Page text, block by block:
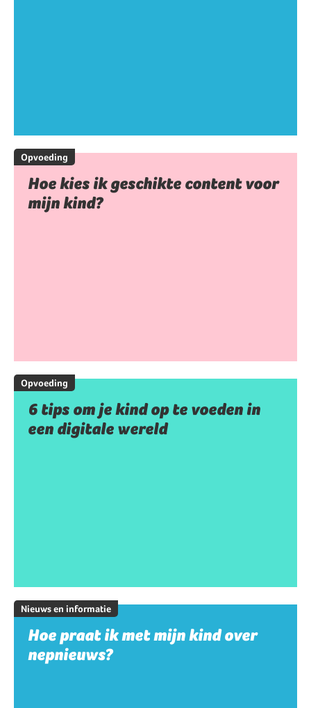
Opvoeding
Hoe kies ik geschikte content voor
mijn kind?
Opvoeding
6 tips om je kind op te voeden in
een digitale wereld
Nieuws en informatie
Hoe praat ik met mijn kind over
nepnieuws?